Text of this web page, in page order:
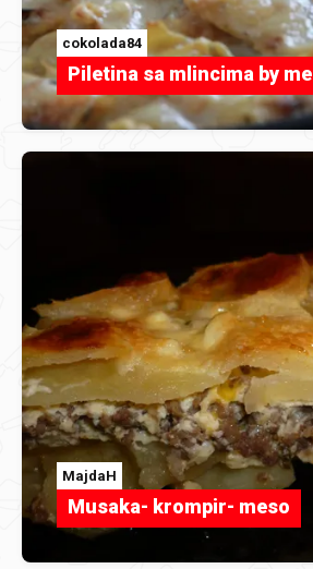
cokolada84
Piletina sa mlincima by me
MajdaH
Musaka- krompir- meso